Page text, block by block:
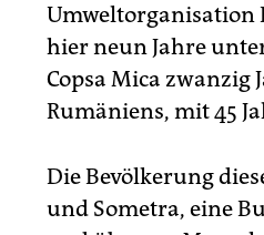
Umweltorganisation
hier neun Jahre
Copsa Mica zwanzig
Rumäniens, mit 45
Die Bevölkerung
und Sometra, eine